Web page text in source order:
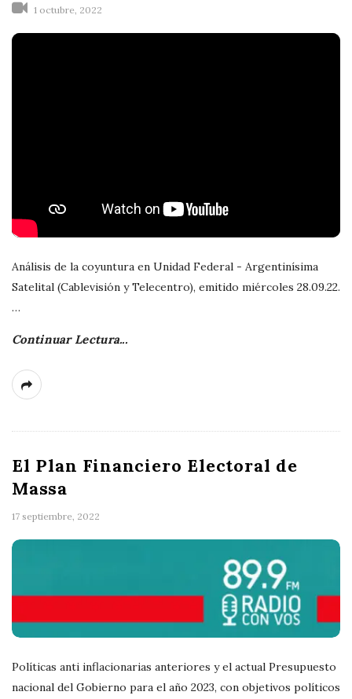
n
ñ
o
1 octubre, 2022
Análisis de la coyuntura en Unidad Federal - Argentinísima
Satelital (Cablevisión y Telecentro), emitido miércoles 28.09.22.
…
Continuar Lectura...
El Plan Financiero Electoral de
Massa
17 septiembre, 2022
Políticas anti inflacionarias anteriores y el actual Presupuesto
nacional del Gobierno para el año 2023, con objetivos políticos